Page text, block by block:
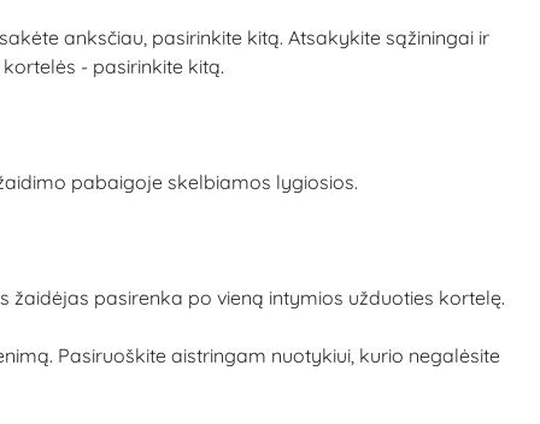
anksčiau, pasirinkite kitą. Atsakykite sąžiningai ir
- pasirinkite kitą.
pabaigoje skelbiamos lygiosios.
pasirenka po vieną intymios užduoties kortelę.
Pasiruoškite aistringam nuotykiui, kurio negalėsite